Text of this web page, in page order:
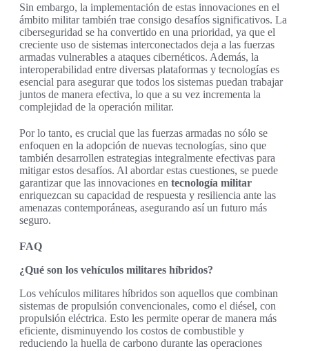
Sin embargo, la implementación de estas innovaciones en el
ámbito militar también trae consigo desafíos significativos. La
ciberseguridad se ha convertido en una prioridad, ya que el
creciente uso de sistemas interconectados deja a las fuerzas
armadas vulnerables a ataques cibernéticos. Además, la
interoperabilidad entre diversas plataformas y tecnologías es
esencial para asegurar que todos los sistemas puedan trabajar
juntos de manera efectiva, lo que a su vez incrementa la
complejidad de la operación militar.
Por lo tanto, es crucial que las fuerzas armadas no sólo se
enfoquen en la adopción de nuevas tecnologías, sino que
también desarrollen estrategias integralmente efectivas para
mitigar estos desafíos. Al abordar estas cuestiones, se puede
garantizar que las innovaciones en tecnología militar
enriquezcan su capacidad de respuesta y resiliencia ante las
amenazas contemporáneas, asegurando así un futuro más
seguro.
FAQ
¿Qué son los vehículos militares híbridos?
Los vehículos militares híbridos son aquellos que combinan
sistemas de propulsión convencionales, como el diésel, con
propulsión eléctrica. Esto les permite operar de manera más
eficiente, disminuyendo los costos de combustible y
reduciendo la huella de carbono durante las operaciones